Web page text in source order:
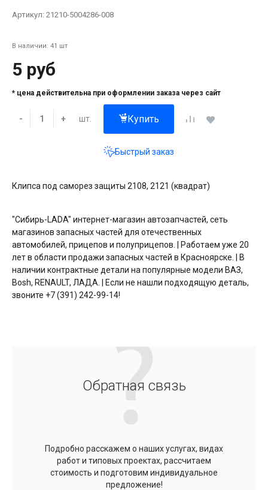
Артикул: 21210-5004286-008
В наличии: 41 шт
5 руб
* цена действительна при оформлении заказа через сайт
- + шт. Купить
Быстрый заказ
Клипса под саморез защиты 2108, 2121 (квадрат)
"Сибирь-LADA" интернет-магазин автозапчастей, сеть
магазинов запасных частей для отечественных
автомобилей, прицепов и полуприцепов. | Работаем уже 20
лет в области продажи запасных частей в Красноярске. | В
наличии контрактные детали на популярные модели ВАЗ,
Bosh, RENAULT, ЛАДА. | Если не нашли подходящую деталь,
звоните +7 (391) 242-99-14!
Обратная связь
Подробно расскажем о наших услугах, видах
работ и типовых проектах, рассчитаем
стоимость и подготовим индивидуальное
предложение!